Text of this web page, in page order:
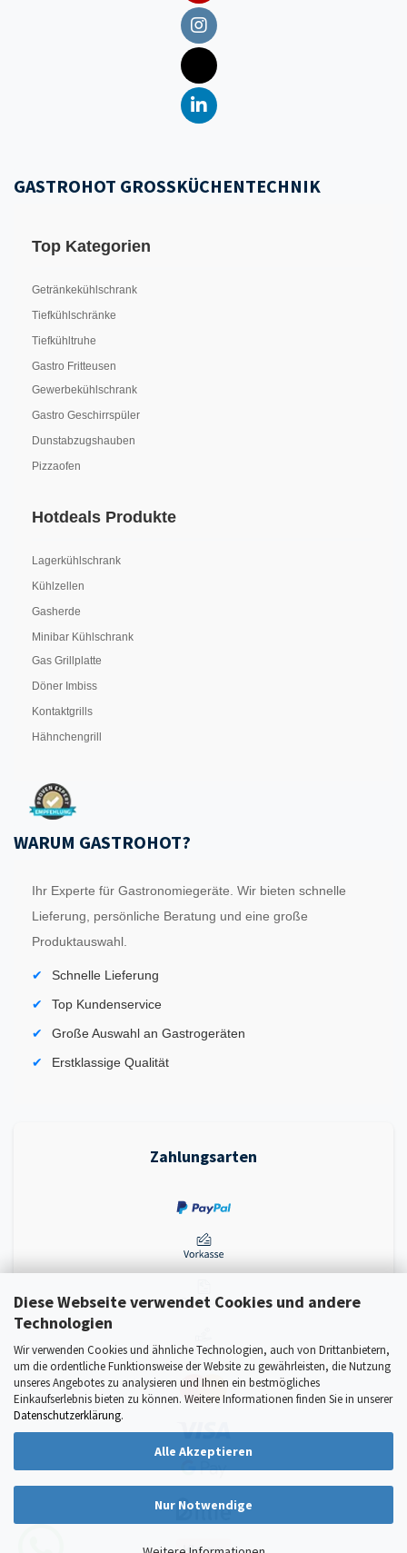
Diese Webseite verwendet Cookies und andere
Technologien
Wir verwenden Cookies und ähnliche Technologien, auch von Drittanbietern,
um die ordentliche Funktionsweise der Website zu gewährleisten, die Nutzung
unseres Angebotes zu analysieren und Ihnen ein bestmögliches
Einkaufserlebnis bieten zu können. Weitere Informationen finden Sie in unserer
Datenschutzerklärung.
Alle Akzeptieren
Nur Notwendige
GASTROHOT GROSSKÜCHENTECHNIK
Top Kategorien
Getränkekühlschrank
Tiefkühlschränke
Tiefkühltruhe
Gastro Fritteusen
Gewerbekühlschrank
Gastro Geschirrspüler
Dunstabzugshauben
Pizzaofen
Hotdeals Produkte
Lagerkühlschrank
Kühlzellen
Gasherde
Minibar Kühlschrank
Gas Grillplatte
Döner Imbiss
Kontaktgrills
Hähnchengrill
WARUM GASTROHOT?
Ihr Experte für Gastronomiegeräte. Wir bieten schnelle
Lieferung, persönliche Beratung und eine große
Produktauswahl.
Schnelle Lieferung
Top Kundenservice
Große Auswahl an Gastrogeräten
Erstklassige Qualität
Zahlungsarten